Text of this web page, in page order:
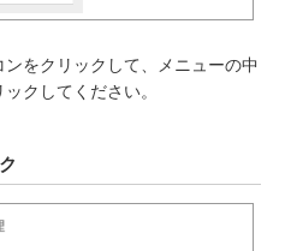
をクリックして、メニューの中
クしてください。